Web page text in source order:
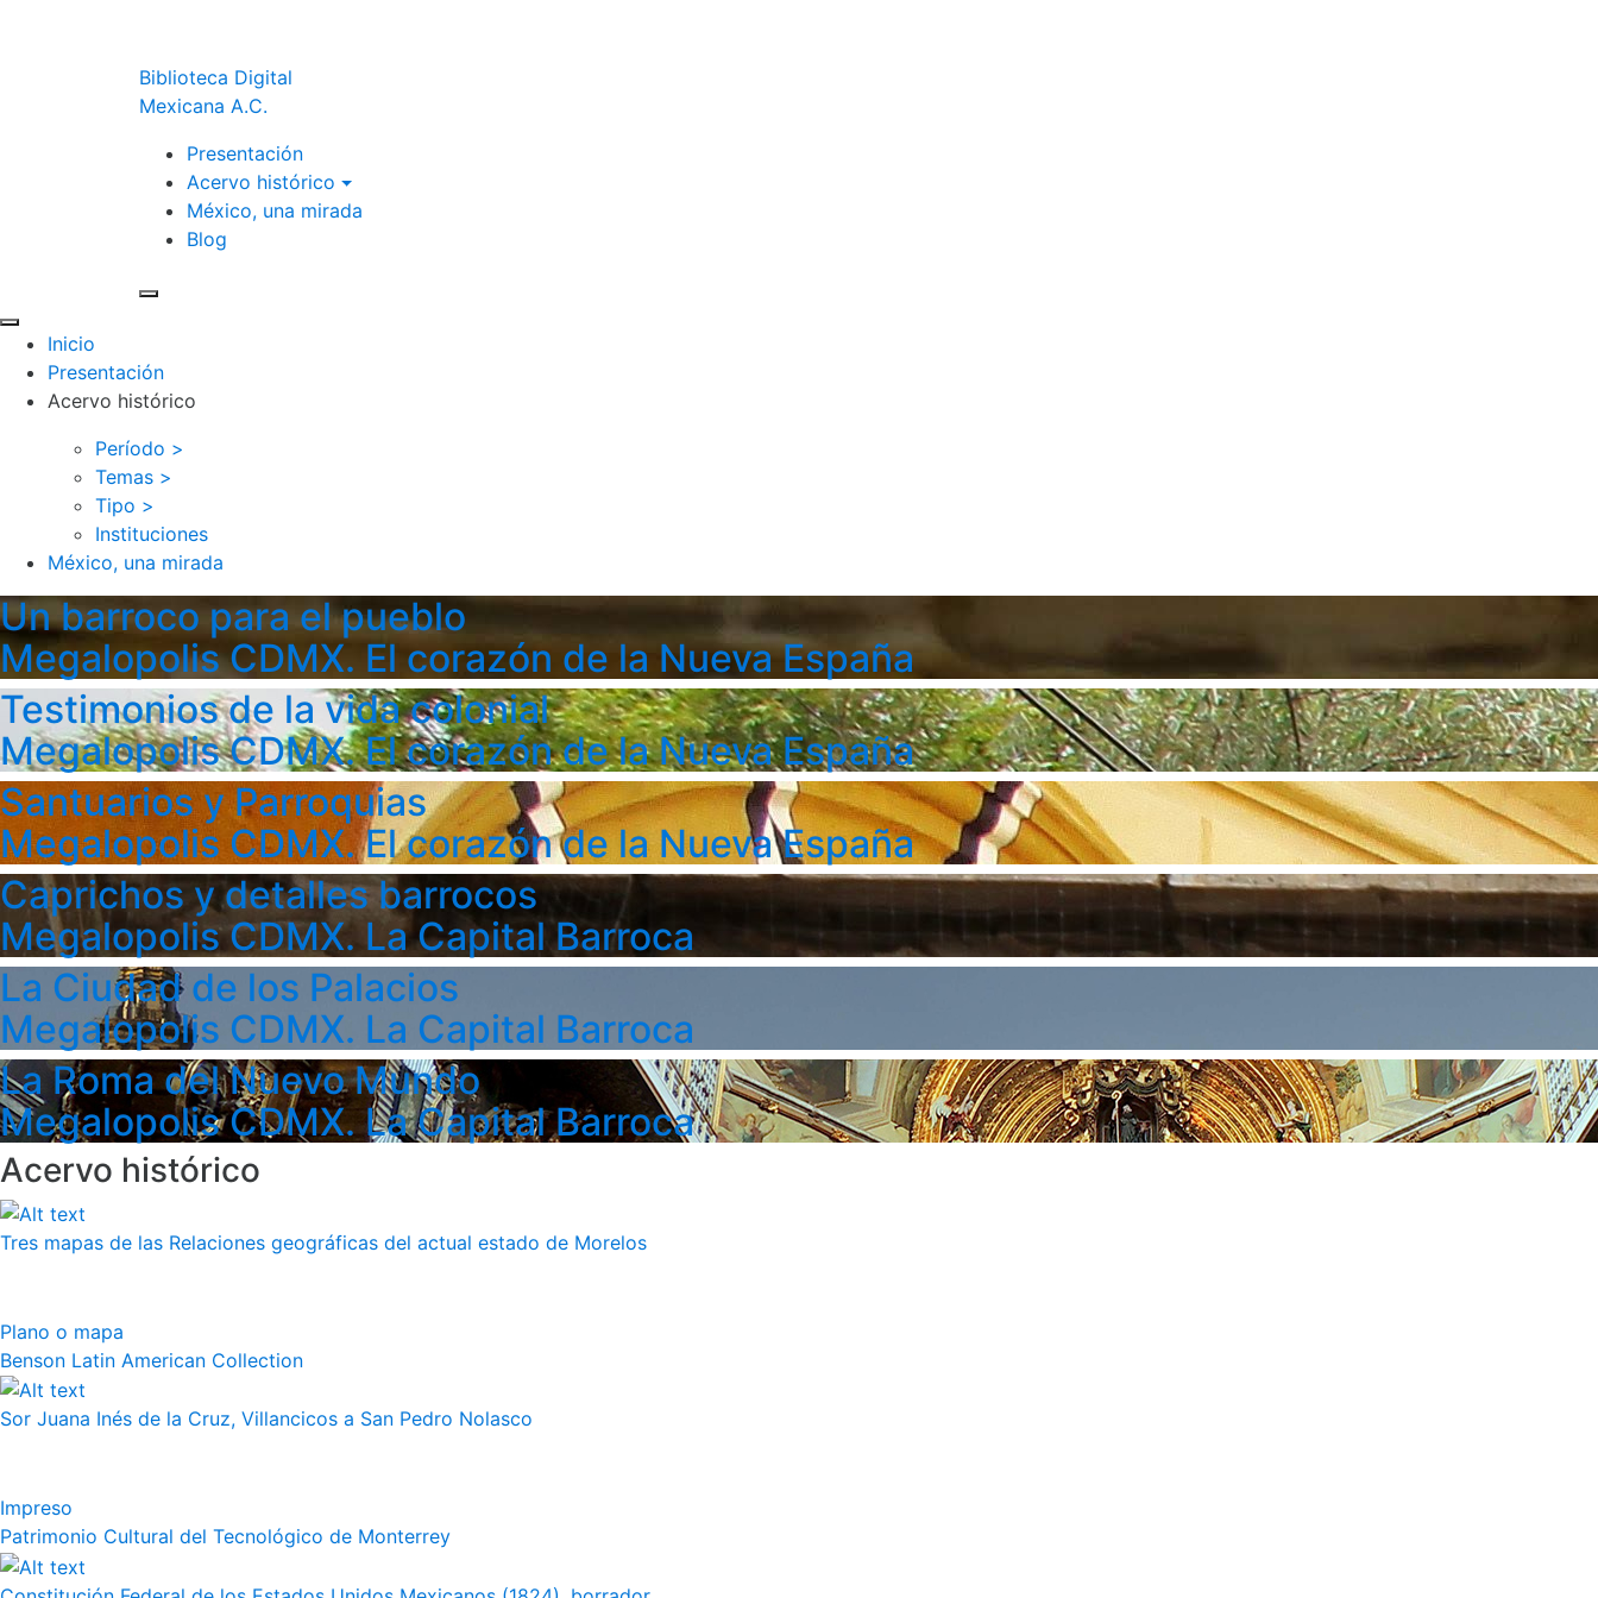
Biblioteca Digital
Mexicana A.C.
Presentación
Acervo histórico
México, una mirada
Blog
Inicio
Presentación
Acervo histórico
Período >
Temas >
Tipo >
Instituciones
México, una mirada
Un barroco para el pueblo
Megalopolis CDMX. El corazón de la Nueva España
Testimonios de la vida colonial
Megalopolis CDMX. El corazón de la Nueva España
Santuarios y Parroquias
Megalopolis CDMX. El corazón de la Nueva España
Caprichos y detalles barrocos
Megalopolis CDMX. La Capital Barroca
La Ciudad de los Palacios
Megalopolis CDMX. La Capital Barroca
La Roma del Nuevo Mundo
Megalopolis CDMX. La Capital Barroca
Acervo histórico
Tres mapas de las Relaciones geográficas del actual estado de Morelos
Plano o mapa
Benson Latin American Collection
Sor Juana Inés de la Cruz, Villancicos a San Pedro Nolasco
Impreso
Patrimonio Cultural del Tecnológico de Monterrey